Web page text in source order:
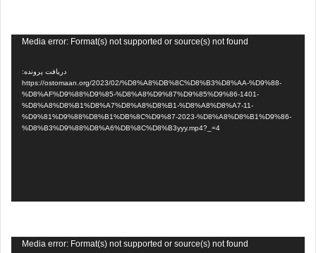
Media error: Format(s) not supported or source(s) not found
دریافت پرونده:
https://ostomaan.org/2023/02/%D8%A8%DB%8C%D8%B3%D8%AA-%D9%88-
%D8%AF%D9%88%D9%85-%D8%A8%D9%87%D9%85%D9%86-1401-
%D8%A8%D8%B1%D8%A7%D8%A8%D8%B1-%D8%A8%D8%A7-11-
%D9%81%D9%88%D8%B1%DB%8C%D9%87-2023-%D8%A8%D8%B1%D9%86-
%D8%B3%D9%88%D8%A6%DB%8C%D8%B3yyy.mp4?_=4
Media error: Format(s) not supported or source(s) not found